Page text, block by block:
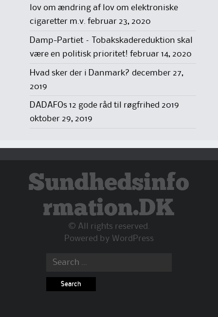
lov om ændring af lov om elektroniske
cigaretter m.v. februar 23, 2020
Damp-Partiet – Tobakskadereduktion skal
være en politisk prioritet! februar 14, 2020
Hvad sker der i Danmark? december 27,
2019
DADAFOs 12 gode råd til røgfrihed 2019
oktober 29, 2019
Sundhedsinfo
rmation.DK
© All rights reserved.
Powered by WordPress
Search